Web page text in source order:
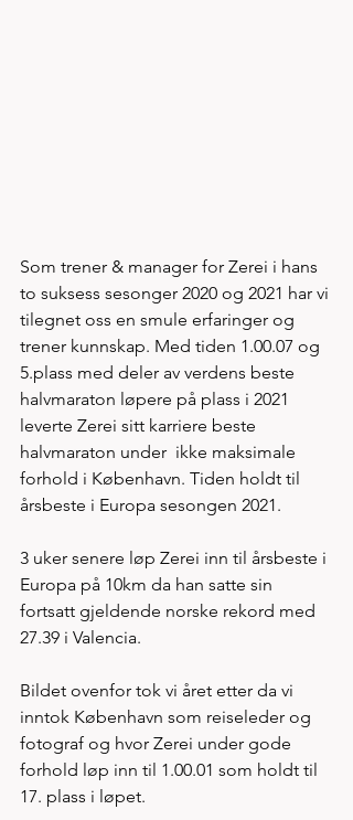
Som trener & manager for Zerei i hans
to suksess sesonger 2020 og 2021 har vi
tilegnet oss en smule erfaringer og
trener kunnskap. Med tiden 1.00.07 og
5.plass med deler av verdens beste
halvmaraton løpere på plass i 2021
leverte Zerei sitt karriere beste
halvmaraton under  ikke maksimale
forhold i København. Tiden holdt til
årsbeste i Europa sesongen 2021.
3 uker senere løp Zerei inn til årsbeste i
Europa på 10km da han satte sin
fortsatt gjeldende norske rekord med
27.39 i Valencia.
Bildet ovenfor tok vi året etter da vi
inntok København som reiseleder og
fotograf og hvor Zerei under gode
forhold løp inn til 1.00.01 som holdt til
17. plass i løpet.